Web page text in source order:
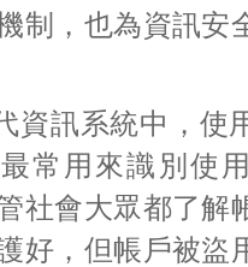
制，也為資訊安
資訊系統中，使
常用來識別使
社會大眾都了解
好，但帳戶被盜